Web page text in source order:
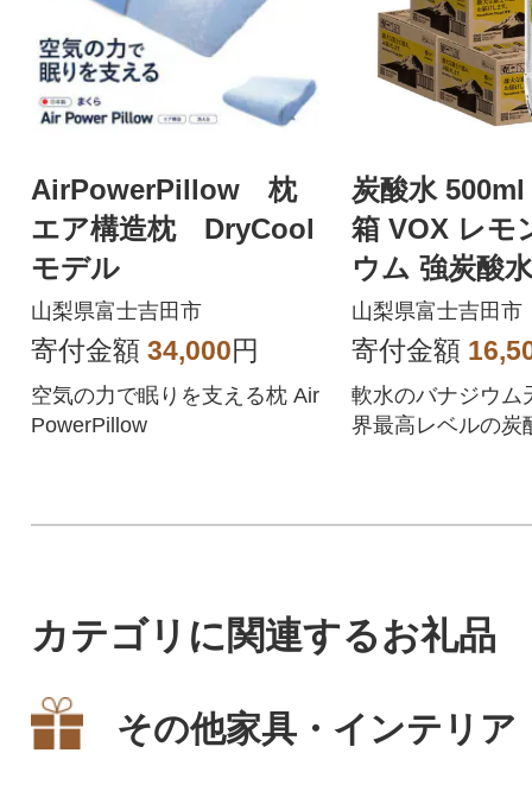
AirPowerPillow 枕
エア構造枕 DryCool
モデル
山梨県富士吉田市
寄付金額 34,000円
空気の力で眠りを支える枕 Air
PowerPillow
炭酸水 500ml
箱 VOX レモ
ウム 強炭酸
ボトル 3ケー
山梨県富士吉田市
寄付金額
軟水のバナジウム
界最高レベルの炭
カテゴリに関連するお礼品
その他家具・インテリア